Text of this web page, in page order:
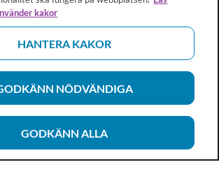
kakor
HANTERA KAKOR
NÖDVÄNDIGA
GODKÄNN ALLA